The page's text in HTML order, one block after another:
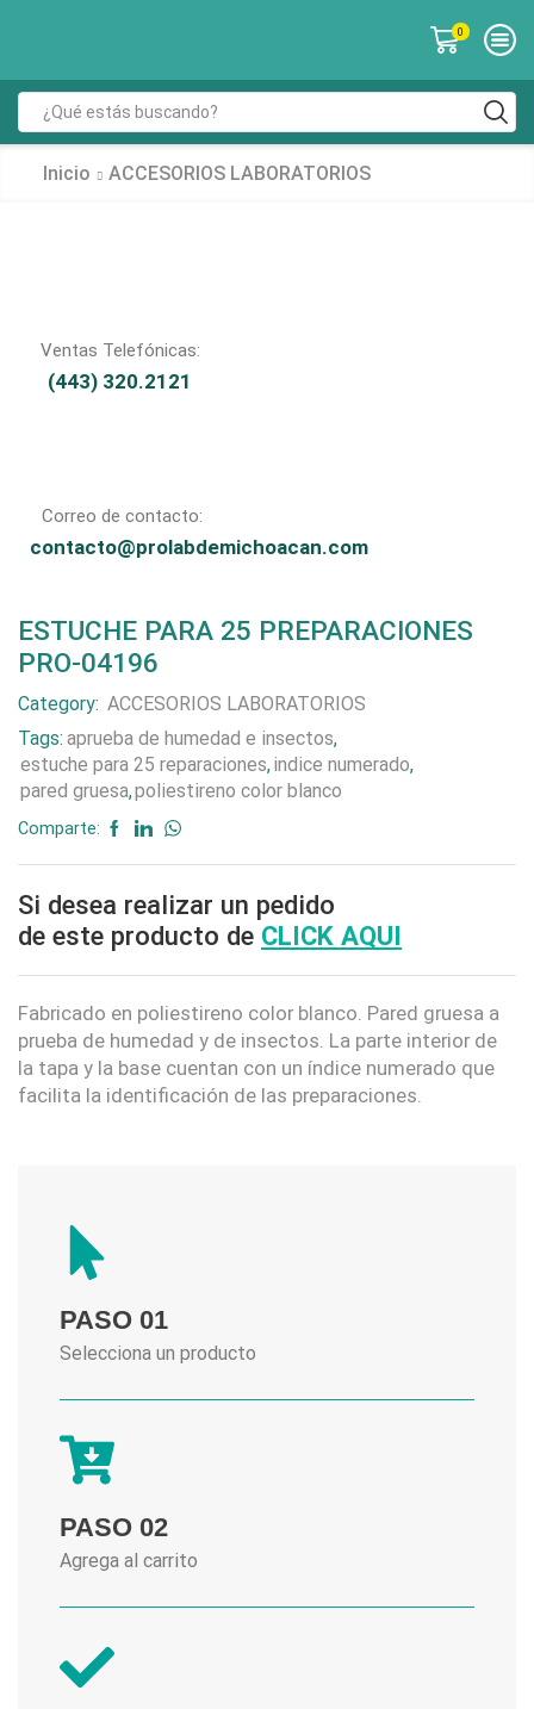
0
Inicio ACCESORIOS LABORATORIOS
Ventas Telefónicas:
(443) 320.2121
Correo de contacto:
contacto@prolabdemichoacan.com
ESTUCHE PARA 25 PREPARACIONES
PRO-04196
Category: ACCESORIOS LABORATORIOS
Tags: aprueba de humedad e insectos,
estuche para 25 reparaciones,indice numerado,
pared gruesa,poliestireno color blanco
Comparte:
Si desea realizar un pedido
de este producto de CLICK AQUI
Fabricado en poliestireno color blanco. Pared gruesa a
prueba de humedad y de insectos. La parte interior de
la tapa y la base cuentan con un índice numerado que
facilita la identificación de las preparaciones.
PASO 01
Selecciona un producto
PASO 02
Agrega al carrito